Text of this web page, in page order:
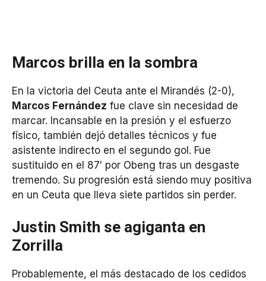
Marcos brilla en la sombra
En la victoria del Ceuta ante el Mirandés (2-0),
Marcos Fernández fue clave sin necesidad de
marcar. Incansable en la presión y el esfuerzo
físico, también dejó detalles técnicos y fue
asistente indirecto en el segundo gol. Fue
sustituido en el 87′ por Obeng tras un desgaste
tremendo. Su progresión está siendo muy positiva
en un Ceuta que lleva siete partidos sin perder.
Justin Smith se agiganta en
Zorrilla
Probablemente, el más destacado de los cedidos